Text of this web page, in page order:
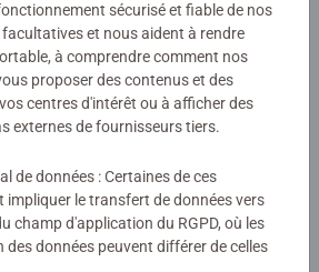
enfants. Depuis plus de 100 ans,
puzzles de qualité, sûrs et
le développement des petits.
du fabricant
n'a encore été
sécurisé et fiable de nos
et nous aident à rendre
à comprendre comment nos
proposer des contenus et des
centres d'intérêt ou à afficher des
externes de fournisseurs tiers.
de données : Certaines de ces
impliquer le transfert de données vers
champ d'application du RGPD, où les
des données peuvent différer de celles